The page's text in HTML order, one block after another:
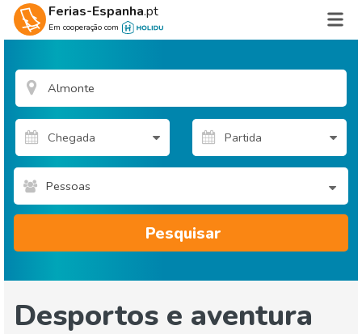
Ferias-Espanha.pt
Em cooperação com
Pessoas
Pesquisar
Desportos e aventura